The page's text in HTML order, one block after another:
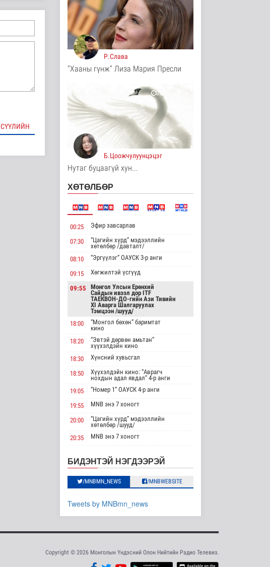
СҮҮЛИЙН
Үндэсний спортын
зуны VIII наадам
амжилттай зохи..
Cпорт
5 цаг 32 минутын өмнө
ОХУ-аас шатахууны
хийгдэж байна
Нийгэм
5 цаг 41 минутын өмнө
АНУ импортлогчдод
100 тэрбум
ам.долларын
Дэлхийд
5 цаг 41 минутын өмнө
Дэлхийд
Монгол Улсын эмэгтэй
шигшээ баг Азийн
наадам-д о..
6 цаг 45 минутын өмнө
Энэ сарын 15-наас
эхэлж тээврийн
хэрэгслийн улсы..
Нийгэм
6 цаг 53 минутын өмнө
Хэт халууны улмаас
хүрээлэнд гу..
Шар мэдээ
6 цаг 11 минутын өмнө
арын замыг
Нийгэм
6 цаг 19 минутын өмнө
зөвшөөрөлгүй
сурталчилгааны дуу..
Дэлхийд
6 цаг 22 минутын өмнө
Олон Улсын таеквон-
Cпорт
Монгол Улсын эрэгтэй
шигшээ баг Япон Улсыг
Р.Слава
"Хааны гүнж” Лиза Мария Пресли
2026-05-14
Б.Цоожчулуунцэцэг
Нутаг буцаагүй хун...
ХӨТӨЛБӨР
00:25 Эфир завсарлав
07:30
“Цагийн хүрд” мэдээллийн
хөтөлбөр /давталт/
08:10
“Эргүүлэг” ОАУСК 3-р анги
09:15 Хөгжилтэй үсгүүд
09:55
Монгол Улсын Ерөнхий
Сайдын ивээл дор ITF
ТАЕКВОН-ДО-гийн Ази Тивийн
XI Аварга Шалгаруулах
Тэмцээн /шууд/
18:00
“Монгол бөхөн” баримтат
кино
18:20
“Эвтэй дөрвөн амьтан”
хүүхэлдэйн кино
18:30
Хүнсний хувьсгал
18:50
Хүүхэлдэйн кино: “Аврагч
нохдын адал явдал” 4-р анги
19:05
“Номер 1” ОАУСК 4-р анги
19:55 MNB энэ 7 хоногт
20:00
“Цагийн хүрд” мэдээллийн
хөтөлбөр /шууд/
20:35
MNB энэ 7 хоногт
Дорноговь аймгаас /шууд/
22:10
“Эргүүлэг” ОАУСК 4-р анги
23:25
“Гэрэлтэй цонх” үдшийн
хөтөлбөр
БИДЭНТЭЙ НЭГДЭЭРЭЙ
/MNBMN_NEWS /MNBWEBSITE
Tweets by MNBmn_news
Copyright © 2026 Монголын Үндэсний Олон Нийтийн Радио Телевиз.